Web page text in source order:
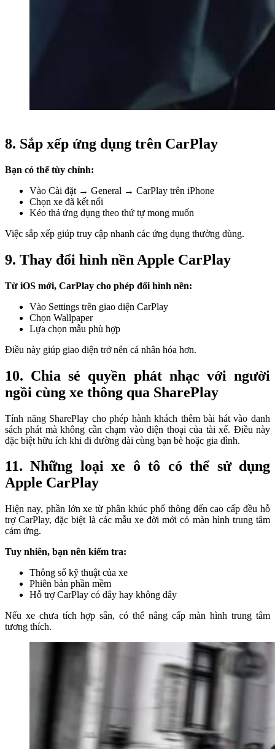
8. Sắp xếp ứng dụng trên CarPlay
Bạn có thể tùy chỉnh:
Vào Cài đặt → General → CarPlay trên iPhone
Chọn xe đã kết nối
Kéo thả ứng dụng theo thứ tự mong muốn
Việc sắp xếp giúp truy cập nhanh các ứng dụng thường dùng.
9. Thay đổi hình nền Apple CarPlay
Từ iOS mới, CarPlay cho phép đổi hình nền:
Vào Settings trên giao diện CarPlay
Chọn Wallpaper
Lựa chọn mẫu phù hợp
Điều này giúp giao diện trở nên cá nhân hóa hơn.
10. Chia sẻ quyền phát nhạc với người
ngồi cùng xe thông qua SharePlay
Tính năng SharePlay cho phép hành khách thêm bài hát vào danh
sách phát mà không cần chạm vào điện thoại của tài xế. Điều này
đặc biệt hữu ích khi đi đường dài cùng bạn bè hoặc gia đình.
11. Những loại xe ô tô có thể sử dụng
Apple CarPlay
Hiện nay, phần lớn xe từ phân khúc phổ thông đến cao cấp đều hỗ
trợ CarPlay, đặc biệt là các mẫu xe đời mới có màn hình trung tâm
cảm ứng.
Tuy nhiên, bạn nên kiểm tra:
Thông số kỹ thuật của xe
Phiên bản phần mềm
Hỗ trợ CarPlay có dây hay không dây
Nếu xe chưa tích hợp sẵn, có thể nâng cấp màn hình trung tâm
tương thích.